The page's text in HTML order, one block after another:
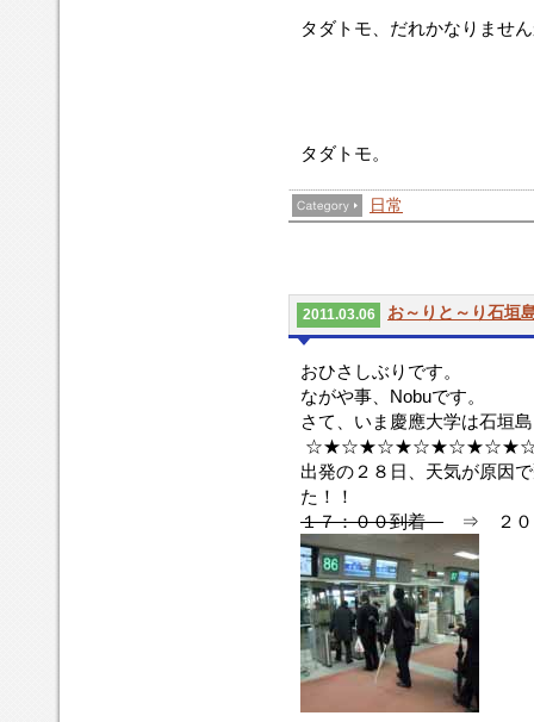
タダトモ、だれかなりませ
タダトモ。
日常
2011.03.06 お～りと～り石垣
おひさしぶりです。
ながや事、Nobuです。
さて、いま慶應大学は石垣
出発の２８日、天気が原因
た！！
１７：００到着 ⇒ ２０